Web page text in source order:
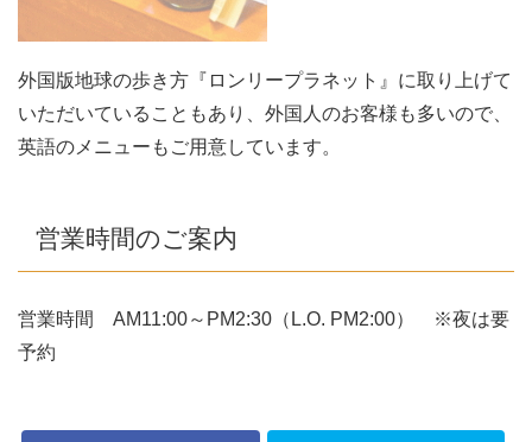
外国版地球の歩き方『ロンリープラネット』に取り上げて
いただいていることもあり、外国人のお客様も多いので、
英語のメニューもご用意しています。
営業時間のご案内
営業時間 AM11:00～PM2:30（L.O. PM2:00） ※夜は要
予約